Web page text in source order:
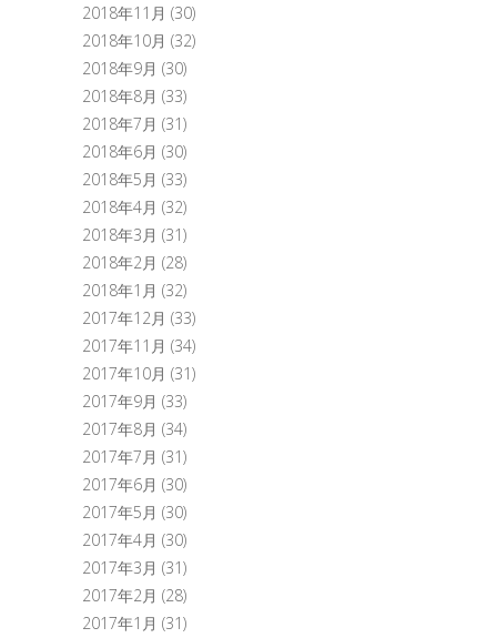
2018年11月 (30)
2018年10月 (32)
2018年9月 (30)
2018年8月 (33)
2018年7月 (31)
2018年6月 (30)
2018年5月 (33)
2018年4月 (32)
2018年3月 (31)
2018年2月 (28)
2018年1月 (32)
2017年12月 (33)
2017年11月 (34)
2017年10月 (31)
2017年9月 (33)
2017年8月 (34)
2017年7月 (31)
2017年6月 (30)
2017年5月 (30)
2017年4月 (30)
2017年3月 (31)
2017年2月 (28)
2017年1月 (31)